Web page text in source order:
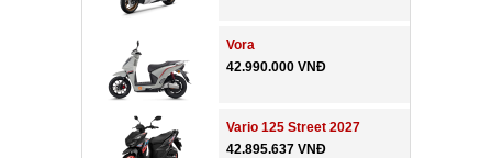
Vora
42.990.000 VNĐ
Vario 125 Street 2027
42.895.637 VNĐ